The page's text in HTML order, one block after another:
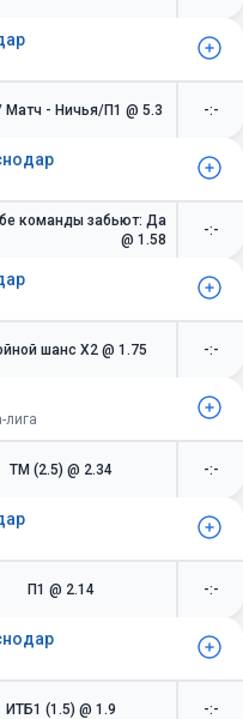
Матч - Ничья/П1 @ 5.3 -:-
команды забьют: Да
@ 1.58
-:-
шанс X2 @ 1.75 -:-
лига
ТМ (2.5) @ 2.34 -:-
П1 @ 2.14 -:-
ИТБ1 (1.5) @ 1.9 -:-